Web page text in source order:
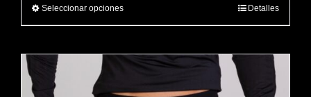
Seleccionar opcionesEste
producto
múltiples
variantes.
Detalles